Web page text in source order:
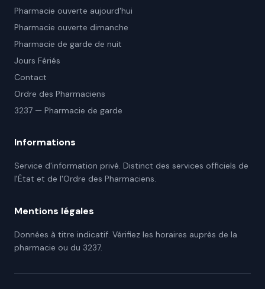
Pharmacie ouverte aujourd'hui
Pharmacie ouverte dimanche
Pharmacie de garde de nuit
Jours Fériés
Contact
Ordre des Pharmaciens
3237 — Pharmacie de garde
Informations
Service d'information privé. Distinct des services officiels de
l'État et de l'Ordre des Pharmaciens.
Mentions légales
Données à titre indicatif. Vérifiez les horaires auprès de la
pharmacie ou du 3237.